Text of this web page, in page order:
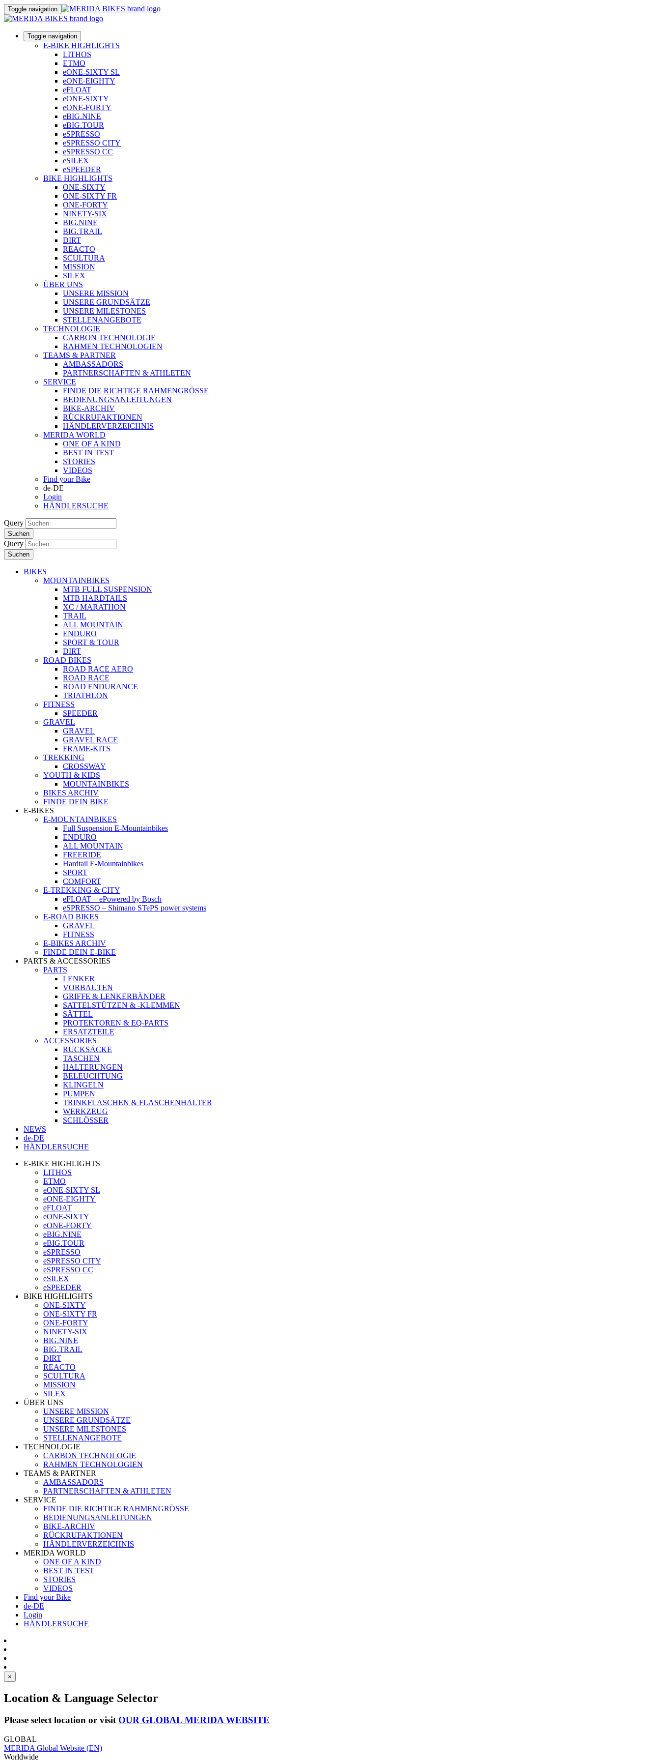
Toggle navigation
Toggle navigation
E-BIKE HIGHLIGHTS
LITHOS
ETMO
eONE-SIXTY SL
eONE-EIGHTY
eFLOAT
eONE-SIXTY
eONE-FORTY
eBIG.NINE
eBIG.TOUR
eSPRESSO
eSPRESSO CITY
eSPRESSO CC
eSILEX
eSPEEDER
BIKE HIGHLIGHTS
ONE-SIXTY
ONE-SIXTY FR
ONE-FORTY
NINETY-SIX
BIG.NINE
BIG.TRAIL
DIRT
REACTO
SCULTURA
MISSION
SILEX
ÜBER UNS
UNSERE MISSION
UNSERE GRUNDSÄTZE
UNSERE MILESTONES
STELLENANGEBOTE
TECHNOLOGIE
CARBON TECHNOLOGIE
RAHMEN TECHNOLOGIEN
TEAMS & PARTNER
AMBASSADORS
PARTNERSCHAFTEN & ATHLETEN
SERVICE
FINDE DIE RICHTIGE RAHMENGRÖSSE
BEDIENUNGSANLEITUNGEN
BIKE-ARCHIV
RÜCKRUFAKTIONEN
HÄNDLERVERZEICHNIS
MERIDA WORLD
ONE OF A KIND
BEST IN TEST
STORIES
VIDEOS
Find your Bike
de-DE
Login
HÄNDLERSUCHE
Query
Suchen
Query
Suchen
BIKES
MOUNTAINBIKES
MTB FULL SUSPENSION
MTB HARDTAILS
XC / MARATHON
TRAIL
ALL MOUNTAIN
ENDURO
SPORT & TOUR
DIRT
ROAD BIKES
ROAD RACE AERO
ROAD RACE
ROAD ENDURANCE
TRIATHLON
FITNESS
SPEEDER
GRAVEL
GRAVEL
GRAVEL RACE
FRAME-KITS
TREKKING
CROSSWAY
YOUTH & KIDS
MOUNTAINBIKES
BIKES ARCHIV
FINDE DEIN BIKE
E-BIKES
E-MOUNTAINBIKES
Full Suspension E-Mountainbikes
ENDURO
ALL MOUNTAIN
FREERIDE
Hardtail E-Mountainbikes
SPORT
COMFORT
E-TREKKING & CITY
eFLOAT – ePowered by Bosch
eSPRESSO – Shimano STePS power systems
E-ROAD BIKES
GRAVEL
FITNESS
E-BIKES ARCHIV
FINDE DEIN E-BIKE
PARTS & ACCESSORIES
PARTS
LENKER
VORBAUTEN
GRIFFE & LENKERBÄNDER
SATTELSTÜTZEN & -KLEMMEN
SÄTTEL
PROTEKTOREN & EQ-PARTS
ERSATZTEILE
ACCESSORIES
RUCKSÄCKE
TASCHEN
HALTERUNGEN
BELEUCHTUNG
KLINGELN
PUMPEN
TRINKFLASCHEN & FLASCHENHALTER
WERKZEUG
SCHLÖSSER
NEWS
de-DE
HÄNDLERSUCHE
E-BIKE HIGHLIGHTS
LITHOS
ETMO
eONE-SIXTY SL
eONE-EIGHTY
eFLOAT
eONE-SIXTY
eONE-FORTY
eBIG.NINE
eBIG.TOUR
eSPRESSO
eSPRESSO CITY
eSPRESSO CC
eSILEX
eSPEEDER
BIKE HIGHLIGHTS
ONE-SIXTY
ONE-SIXTY FR
ONE-FORTY
NINETY-SIX
BIG.NINE
BIG.TRAIL
DIRT
REACTO
SCULTURA
MISSION
SILEX
ÜBER UNS
UNSERE MISSION
UNSERE GRUNDSÄTZE
UNSERE MILESTONES
STELLENANGEBOTE
TECHNOLOGIE
CARBON TECHNOLOGIE
RAHMEN TECHNOLOGIEN
TEAMS & PARTNER
AMBASSADORS
PARTNERSCHAFTEN & ATHLETEN
SERVICE
FINDE DIE RICHTIGE RAHMENGRÖSSE
BEDIENUNGSANLEITUNGEN
BIKE-ARCHIV
RÜCKRUFAKTIONEN
HÄNDLERVERZEICHNIS
MERIDA WORLD
ONE OF A KIND
BEST IN TEST
STORIES
VIDEOS
Find your Bike
de-DE
Login
HÄNDLERSUCHE
×
Location & Language Selector
Please select location or visit OUR GLOBAL MERIDA WEBSITE
GLOBAL
MERIDA Global Website (EN)
Worldwide